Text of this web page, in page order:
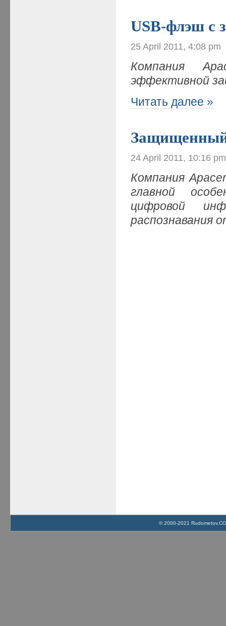
USB-флэш с
25 April 2011, 4:08 pm
Компания
эффективной
Читать далее »
24 April 2011, 10:16 pm
Компания
главной
цифровой
распознавания
© 2000-2021